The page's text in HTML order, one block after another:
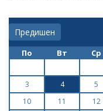
Предишен
По Вт Ср
3
4 5
10
11 12